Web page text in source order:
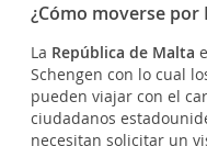
¿Cómo moverse por
La República de Malta
Schengen con lo cual
pueden viajar con el
ciudadanos
necesitan solicitar un